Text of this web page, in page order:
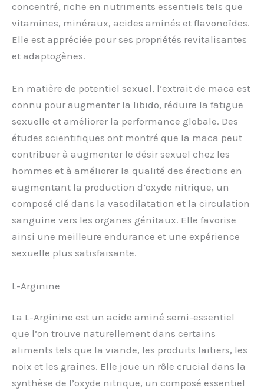
concentré, riche en nutriments essentiels tels que
vitamines, minéraux, acides aminés et flavonoïdes.
Elle est appréciée pour ses propriétés revitalisantes
et adaptogènes.
En matière de potentiel sexuel, l’extrait de maca est
connu pour augmenter la libido, réduire la fatigue
sexuelle et améliorer la performance globale. Des
études scientifiques ont montré que la maca peut
contribuer à augmenter le désir sexuel chez les
hommes et à améliorer la qualité des érections en
augmentant la production d’oxyde nitrique, un
composé clé dans la vasodilatation et la circulation
sanguine vers les organes génitaux. Elle favorise
ainsi une meilleure endurance et une expérience
sexuelle plus satisfaisante.
L-Arginine
La L-Arginine est un acide aminé semi-essentiel
que l’on trouve naturellement dans certains
aliments tels que la viande, les produits laitiers, les
noix et les graines. Elle joue un rôle crucial dans la
synthèse de l’oxyde nitrique, un composé essentiel